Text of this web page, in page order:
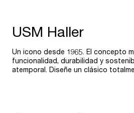
USM Haller
Un icono desde 1965. El concepto
funcionalidad, durabilidad y
atemporal. Diseñe un clásico